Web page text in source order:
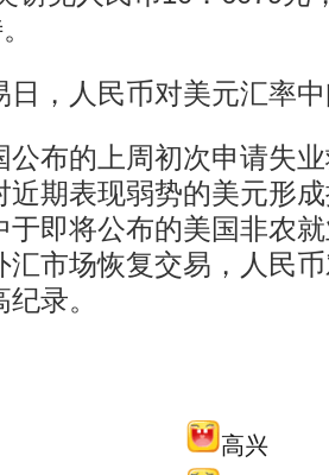
人民币对美元汇率中
的上周初次申请失业
近期表现弱势的美元形
于即将公布的美国非农
汇市场恢复交易，人民
录。
高兴